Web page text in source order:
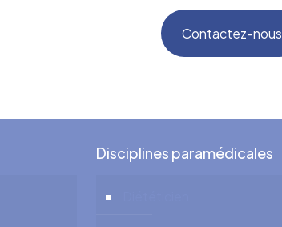
Contactez-nous
Disciplines paramédicales